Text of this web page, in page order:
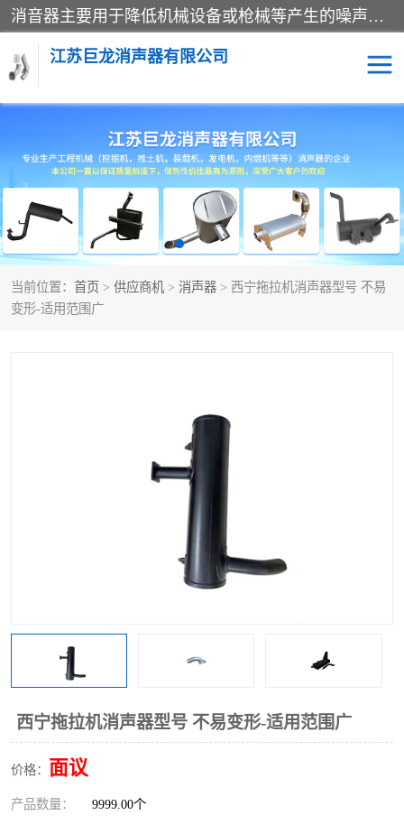
消音器主要用于降低机械设备或枪械等产生的噪声。它通过阻尼或增加排气面积来降低排气速度和功率，从而降低噪声。常见的消音器类型包括阻性消声器、抗性消声器、共振消声器以及阻抗复合式消声器等。这些消音器各有特点，适用于不同频率的噪声消除。
江苏巨龙消声器有限公司
当前位置： 首页 > 供应商机 > 消声器 > 西宁拖拉机消声器型号 不易
变形-适用范围广
西宁拖拉机消声器型号 不易变形-适用范围广
价格： 面议
产品数量： 9999.00个
消声器